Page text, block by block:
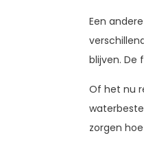
Een
blijven. De
Of het nu
zorgen